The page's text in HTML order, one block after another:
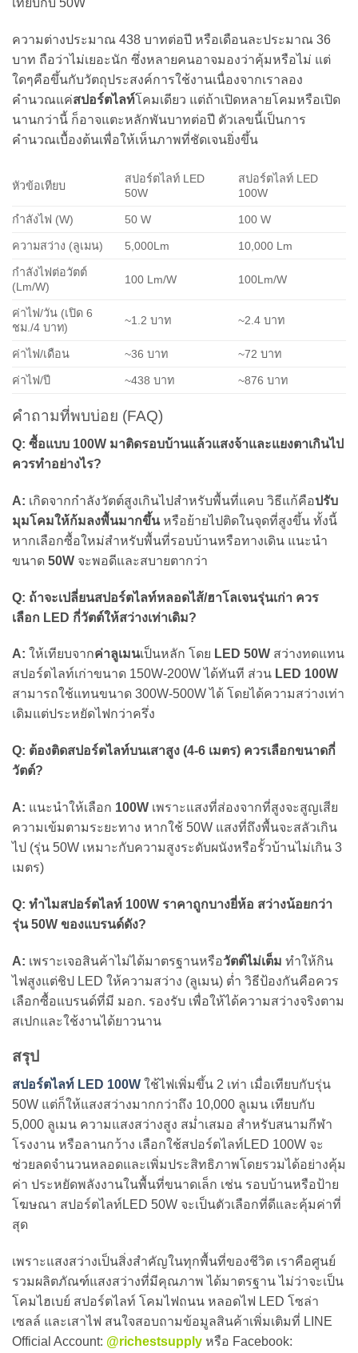
ความต่างประมาณ 438 บาทต่อปี หรือเดือนละประมาณ 36
บาท ถือว่าไม่เยอะนัก ซึ่งหลายคนอาจมองว่าคุ้มหรือไม่ แต่
ใดๆคือขึ้นกับวัตถุประสงค์การใช้งานเนื่องจากเราลอง
คำนวณแค่สปอร์ตไลท์โคมเดียว แต่ถ้าเปิดหลายโคมหรือเปิด
นานกว่านี้ ก็อาจแตะหลักพันบาทต่อปี ตัวเลขนี้เป็นการ
คำนวณเบื้องต้นเพื่อให้เห็นภาพที่ชัดเจนยิ่งขึ้น
หัวข้อเทียบ
สปอร์ตไลท์ LED
50W
สปอร์ตไลท์ LED
100W
กำลังไฟ (W) 50 W 100 W
ความสว่าง (ลูเมน) 5,000Lm 10,000 Lm
กำลังไฟต่อวัตต์
(Lm/W)
100 Lm/W 100Lm/W
ค่าไฟ/วัน (เปิด 6
ชม./4 บาท)
~1.2 บาท ~2.4 บาท
ค่าไฟ/เดือน ~36 บาท ~72 บาท
ค่าไฟ/ปี ~438 บาท ~876 บาท
คำถามที่พบบ่อย (FAQ)
Q: ซื้อแบบ 100W มาติดรอบบ้านแล้วแสงจ้าและแยงตาเกินไป
ควรทำอย่างไร?
A: เกิดจากกำลังวัตต์สูงเกินไปสำหรับพื้นที่แคบ วิธีแก้คือปรับ
มุมโคมให้ก้มลงพื้นมากขึ้นหรือย้ายไปติดในจุดที่สูงขึ้น ทั้งนี้
หากเลือกซื้อใหม่สำหรับพื้นที่รอบบ้านหรือทางเดิน แนะนำ
ขนาด 50W จะพอดีและสบายตากว่า
Q: ถ้าจะเปลี่ยนสปอร์ตไลท์หลอดไส้/ฮาโลเจนรุ่นเก่า ควร
เลือก LED กี่วัตต์ให้สว่างเท่าเดิม?
A: ให้เทียบจากค่าลูเมนเป็นหลัก โดย LED 50W สว่างทดแทน
สปอร์ตไลท์เก่าขนาด 150W-200W ได้ทันที ส่วน LED 100W
สามารถใช้แทนขนาด 300W-500W ได้ โดยได้ความสว่างเท่า
เดิมแต่ประหยัดไฟกว่าครึ่ง
Q: ต้องติดสปอร์ตไลท์บนเสาสูง (4-6 เมตร) ควรเลือกขนาดกี่
วัตต์?
A: แนะนำให้เลือก 100W เพราะแสงที่ส่องจากที่สูงจะสูญเสีย
ความเข้มตามระยะทาง หากใช้ 50W แสงที่ถึงพื้นจะสลัวเกิน
ไป (รุ่น 50W เหมาะกับความสูงระดับผนังหรือรั้วบ้านไม่เกิน 3
เมตร)
Q: ทำไมสปอร์ตไลท์ 100W ราคาถูกบางยี่ห้อ สว่างน้อยกว่า
รุ่น 50W ของแบรนด์ดัง?
A: เพราะเจอสินค้าไม่ได้มาตรฐานหรือวัตต์ไม่เต็ม ทำให้กิน
ไฟสูงแต่ชิป LED ให้ความสว่าง (ลูเมน) ต่ำ วิธีป้องกันคือควร
เลือกซื้อแบรนด์ที่มี มอก. รองรับ เพื่อให้ได้ความสว่างจริงตาม
สเปกและใช้งานได้ยาวนาน
สรุป
สปอร์ตไลท์ LED 100W ใช้ไฟเพิ่มขึ้น 2 เท่า เมื่อเทียบกับรุ่น
50W แต่ก็ให้แสงสว่างมากกว่าถึง 10,000 ลูเมน เทียบกับ
5,000 ลูเมน ความแสงสว่างสูง สม่ำเสมอ สำหรับสนามกีฬา
โรงงาน หรือลานกว้าง เลือกใช้สปอร์ตไลท์LED 100W จะ
ช่วยลดจำนวนหลอดและเพิ่มประสิทธิภาพโดยรวมได้อย่างคุ้ม
ค่า ประหยัดพลังงานในพื้นที่ขนาดเล็ก เช่น รอบบ้านหรือป้าย
โฆษณา สปอร์ตไลท์LED 50W จะเป็นตัวเลือกที่ดีและคุ้มค่าที่
สุด
เพราะแสงสว่างเป็นสิ่งสำคัญในทุกพื้นที่ของชีวิต เราคือศูนย์
รวมผลิตภัณฑ์แสงสว่างที่มีคุณภาพ ได้มาตรฐาน ไม่ว่าจะเป็น
โคมไฮเบย์ สปอร์ตไลท์ โคมไฟถนน หลอดไฟ LED โซล่า
เซลล์ และเสาไฟ สนใจสอบถามข้อมูลสินค้าเพิ่มเติมที่ LINE
Official Account: @richestsupply หรือ Facebook: